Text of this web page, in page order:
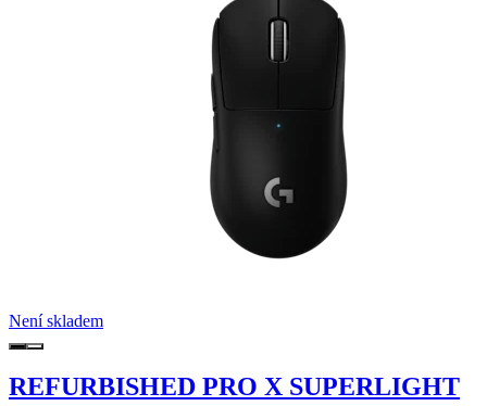
Není skladem
REFURBISHED PRO X SUPERLIGHT